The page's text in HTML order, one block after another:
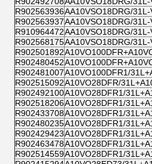
R902563936AA10VSO18DRG/
R902563937AA10VSO18DRG/
R910964472AA10VSO18DRG/
R902568175AA10VSO18DRG/
R902501892
R902480452
R902481007A10VO100DFR1/
R902515092A10VO28DFR/
R902492100A10VO28DFR1/
R902518206A10VO28DFR1/
R902433708A10VO28DFR1/
R902480235A10VO28DFR1/
R902429423A10VO28DFR1/
R902463478A10VO28DFR1/
R902514559A10VO28DFR1/